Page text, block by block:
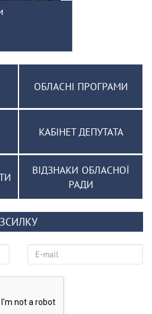
ОБЛАСНІ ПРОГРАМИ
КАБІНЕТ ДЕПУТАТА
ВІДЗНАКИ ОБЛАСНОЇ
РАДИ